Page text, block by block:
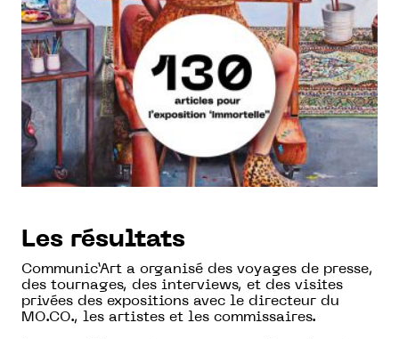
Les résultats
Communic’Art a organisé des voyages de presse,
des tournages, des interviews, et des visites
privées des expositions avec le directeur du
MO.CO., les artistes et les commissaires.